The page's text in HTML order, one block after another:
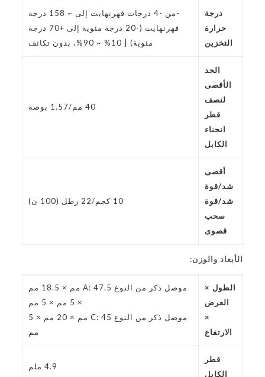
درجة
حرارة
التخزين
-من -4 درجات فهرنهايت إلى ~ 158 درجة
فهرنهايت (-20 درجة مئوية إلى +70 درجة
مئوية) | 10% ~ 90%، بدون تكاثف
الحد
الأقصى
لنصف
قطر
انحناء
الكابل
40 مم/1.57 بوصة
أقصى
شد/قوة
شد/قوة
سحب
قصوى
10 كجم/22 رطل (100 ن)
الأبعاد والوزن:
الطول ×
العرض
×
الارتفاع
موصل ذكر من النوع A: 47.5 مم × 18.5 مم
× 5 مم × 5 مم
موصل ذكر من النوع C: 45 مم × 20 مم × 5
مم
قطر
الكابل
4.9 ملم